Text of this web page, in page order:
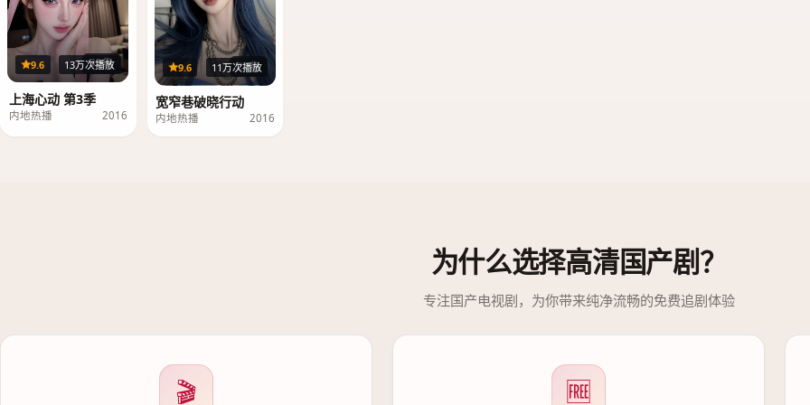
33集
9.6 13万次播放
上海心动 第3季
内地热播 2016
23集
9.6 11万次播放
宽窄巷破晓行动
内地热播 2016
为什么选择高清国产剧？
专注国产电视剧，为你带来纯净流畅的免费追剧体验
🎬 🆓